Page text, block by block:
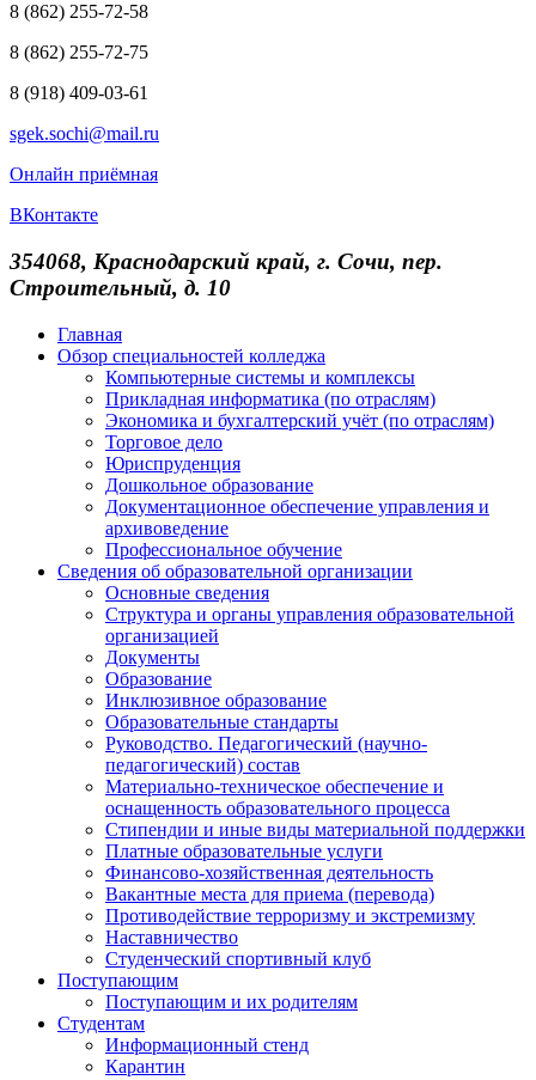
8 (862) 255-72-58
8 (862) 255-72-75
8 (918) 409-03-61
sgek.sochi@mail.ru
Онлайн приёмная
ВКонтакте
354068, Краснодарский край, г. Сочи, пер.
Строительный, д. 10
Главная
Обзор специальностей колледжа
Компьютерные системы и комплексы
Прикладная информатика (по отраслям)
Экономика и бухгалтерский учёт (по отраслям)
Торговое дело
Юриспруденция
Дошкольное образование
Документационное обеспечение управления и
архивоведение
Профессиональное обучение
Сведения об образовательной организации
Основные сведения
Структура и органы управления образовательной
организацией
Документы
Образование
Инклюзивное образование
Образовательные стандарты
Руководство. Педагогический (научно-
педагогический) состав
Материально-техническое обеспечение и
оснащенность образовательного процесса
Стипендии и иные виды материальной поддержки
Платные образовательные услуги
Финансово-хозяйственная деятельность
Вакантные места для приема (перевода)
Противодействие терроризму и экстремизму
Наставничество
Студенческий спортивный клуб
Поступающим
Поступающим и их родителям
Студентам
Информационный стенд
Карантин